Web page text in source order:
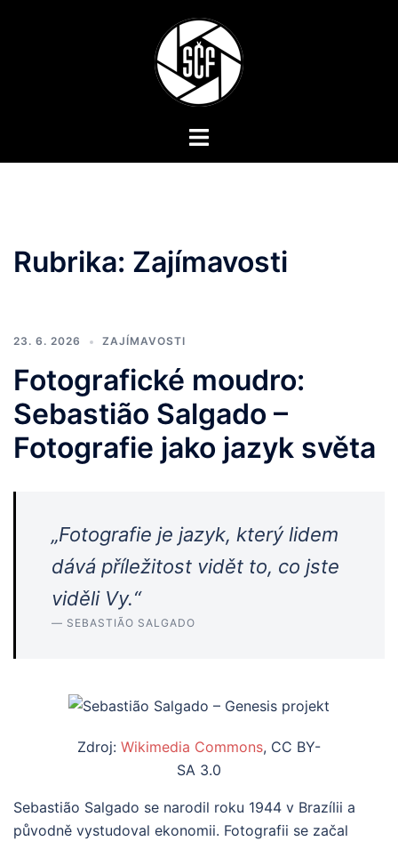
Toggle
Rubrika: Zajímavosti
23. 6. 2026 ZAJÍMAVOSTI
Fotografické moudro:
Sebastião Salgado –
Fotografie jako jazyk světa
„Fotografie je jazyk, který lidem
dává příležitost vidět to, co jste
viděli Vy.“
— SEBASTIÃO SALGADO
Zdroj: Wikimedia Commons, CC BY-
SA 3.0
Sebastião Salgado se narodil roku 1944 v Brazílii a
původně vystudoval ekonomii. Fotografii se začal